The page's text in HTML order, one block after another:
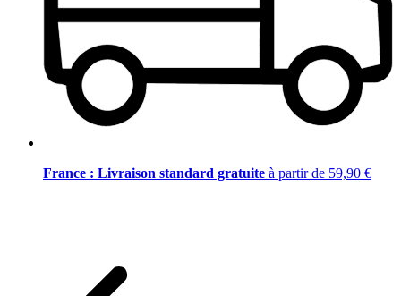
France : Livraison standard gratuite à partir de 59,90 €